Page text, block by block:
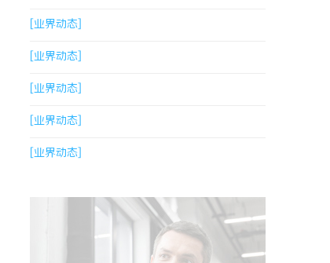
业医美机构筛选标准科普
[业界动态]
[业界动态]
[业界动态]
[业界动态]
[业界动态]